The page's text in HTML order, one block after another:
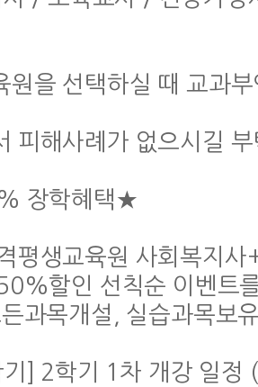
을 선택하실 때 교과
피해사례가 없으시길
장학혜택★
평생교육원 사회복지사
할인 선칙순 이벤트
과목개설, 실습과목보
] 2학기 1차 개강 일정